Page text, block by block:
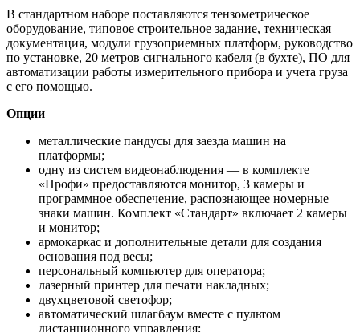
В стандартном наборе поставляются тензометрическое
оборудование, типовое строительное задание, техническая
документация, модули грузоприемных платформ, руководство
по установке, 20 метров сигнального кабеля (в бухте), ПО для
автоматизации работы измерительного прибора и учета груза
с его помощью.
Опции
металлические пандусы для заезда машин на
платформы;
одну из систем видеонаблюдения — в комплекте
«Профи» предоставляются монитор, 3 камеры и
программное обеспечение, распознающее номерные
знаки машин. Комплект «Стандарт» включает 2 камеры
и монитор;
армокаркас и дополнительные детали для создания
основания под весы;
персональный компьютер для оператора;
лазерный принтер для печати накладных;
двухцветовой светофор;
автоматический шлагбаум вместе с пультом
дистанционного управления;